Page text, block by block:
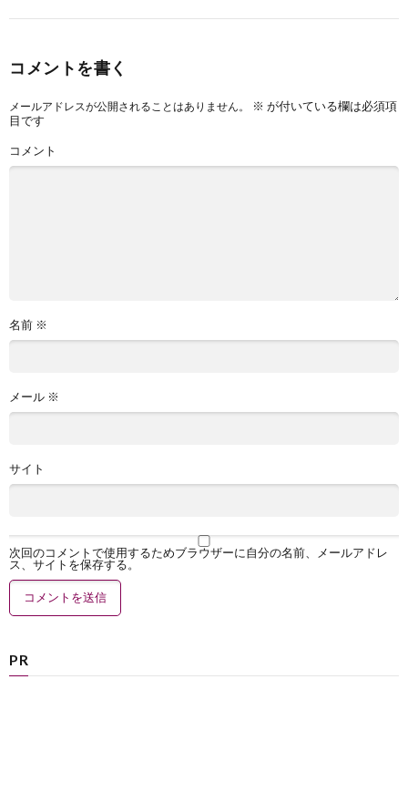
コメントを書く
メールアドレスが公開されることはありません。 ※ が付いている欄は必須項
目です
コメント
名前 ※
メール ※
サイト
次回のコメントで使用するためブラウザーに自分の名前、メールアドレ
ス、サイトを保存する。
PR